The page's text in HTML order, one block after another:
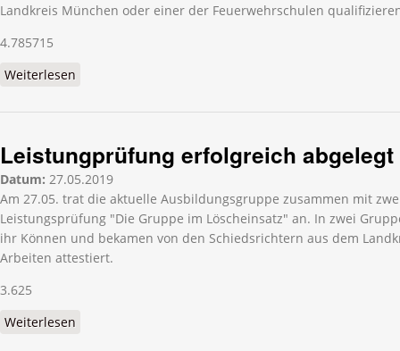
Landkreis München oder einer der Feuerwehrschulen
4.785715
Weiterlesen
Leistungprüfung erfolgreich abgelegt
Datum: 27.05.2019
Am 27.05. trat die aktuelle Ausbildungsgruppe zusammen mit
Leistungsprüfung "Die Gruppe im Löscheinsatz" an. In zwei
ihr Können und bekamen von den Schiedsrichtern aus dem
Arbeiten attestiert.
3.625
Weiterlesen